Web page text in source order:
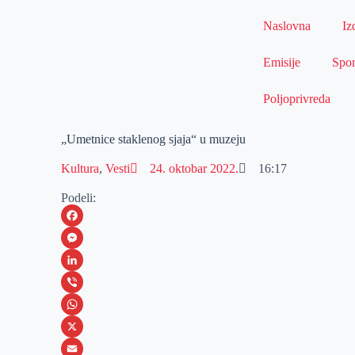
Naslovna
Emisije
Poljoprivreda
„Umetnice staklenog sjaja“ u muzeju
Kultura,Vesti 24. oktobar 2022. 16:17
Podeli:
F
a
c
e
b
o
M
e
s
s
e
L
i
n
k
V
i
b
W
h
X